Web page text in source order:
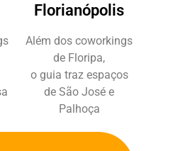
Florianópolis
Além dos coworkings
de Floripa,
o guia traz espaços
de São José e
Palhoça